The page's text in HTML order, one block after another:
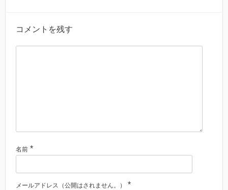
コメントを残す
名前 *
メールアドレス（公開はされません。） *